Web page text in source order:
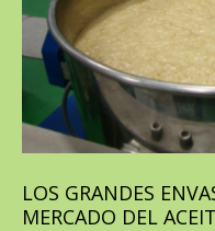
LOS GRANDES
MERCADO DEL